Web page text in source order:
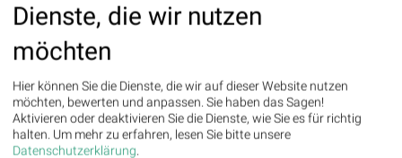
Dienste, die wir nutzen
möchten
Hier können Sie die Dienste, die wir auf dieser Website nutzen
möchten, bewerten und anpassen. Sie haben das Sagen!
Aktivieren oder deaktivieren Sie die Dienste, wie Sie es für richtig
halten. Um mehr zu erfahren, lesen Sie bitte unsere
Datenschutzerklärung.